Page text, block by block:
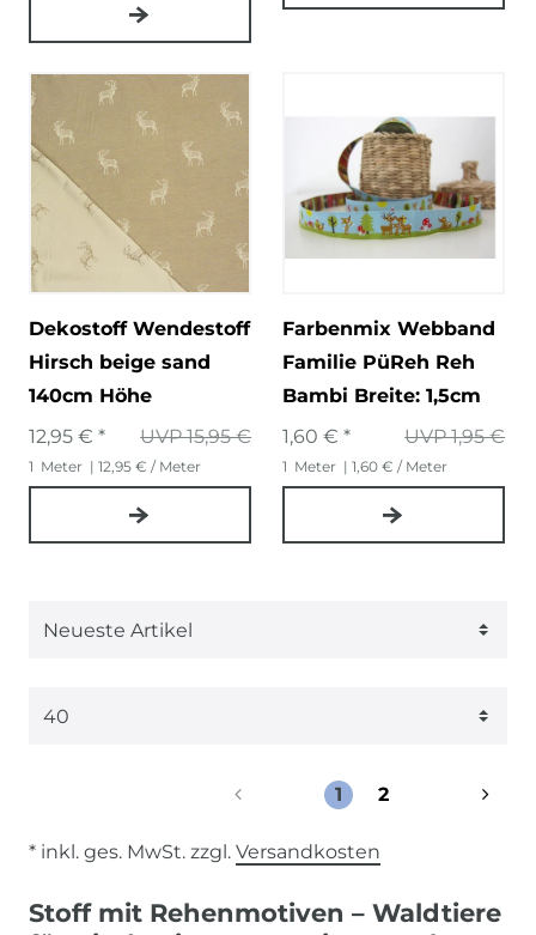
Dekostoff Wendestoff
Hirsch beige sand
140cm Höhe
UVP 15,95 €
12,95 € *
1 Meter | 12,95 € / Meter
Farbenmix Webband
Familie PüReh Reh
Bambi Breite: 1,5cm
UVP 1,95 €
1,60 € *
1 Meter | 1,60 € / Meter
1 2
* inkl. ges. MwSt. zzgl. Versandkosten
Stoff mit Rehenmotiven – Waldtiere